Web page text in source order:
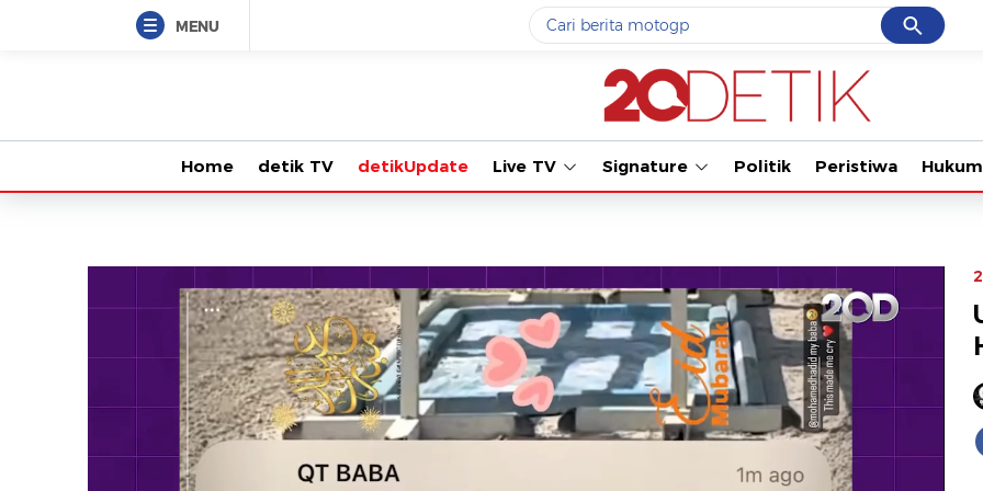
MENU Cancel
Yang sedang ramai dicari
#3bromo
#5data live draw sgp
Promoted
Terakhir yang dicari
Loading...
Home detik TV detikUpdate Live TV Signature Politik Peristiwa Hukum